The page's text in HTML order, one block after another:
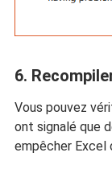
6.
Vous pouvez
ont signalé que
empêcher Excel